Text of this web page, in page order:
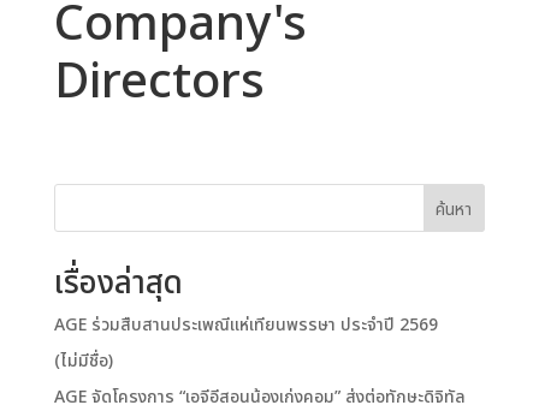
Company's
Directors
ค้นหา
เรื่องล่าสุด
AGE ร่วมสืบสานประเพณีแห่เทียนพรรษา ประจำปี 2569
(ไม่มีชื่อ)
AGE จัดโครงการ “เอจีอีสอนน้องเก่งคอม” ส่งต่อทักษะดิจิทัล